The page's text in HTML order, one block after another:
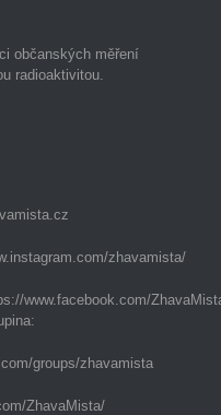
občanských měření
radioaktivitou.
zhavamista/
www.facebook.com/
groups/zhavamista
ZhavaMista/